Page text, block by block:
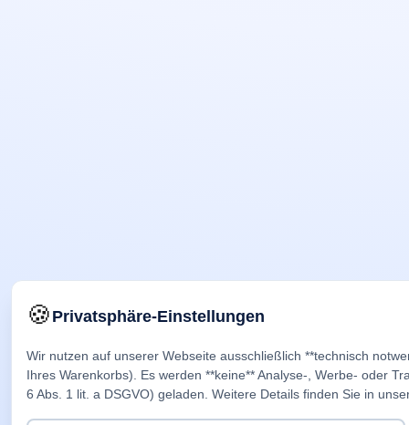
🍪Privatsphäre-Einstellungen
Wir nutzen auf unserer Webseite ausschließlich **technisch
Ihres Warenkorbs). Es werden **keine** Analyse-, Werbe- oder
6 Abs. 1 lit. a DSGVO) geladen. Weitere Details finden Sie in